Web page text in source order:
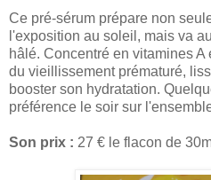
Ce pré-sérum prépare non
l'exposition au soleil, mais va
hâlé. Concentré en vitamines
du vieillissement prématuré,
booster son hydratation.
préférence le soir sur
Son prix : 27 € le flacon de